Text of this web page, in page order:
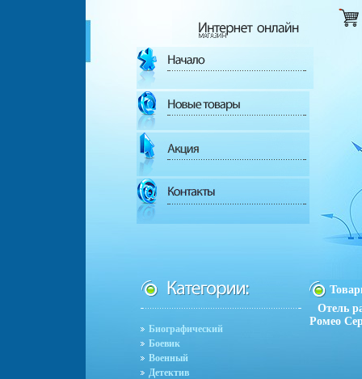
Биографический
Боевик
Военный
Детектив
Отель
Ромео